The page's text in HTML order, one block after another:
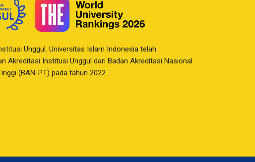
Unggul. Universitas Islam Indonesia telah
Akreditasi Institusi Unggul dari Badan Akreditasi Nasional
(BAN-PT) pada tahun 2022.